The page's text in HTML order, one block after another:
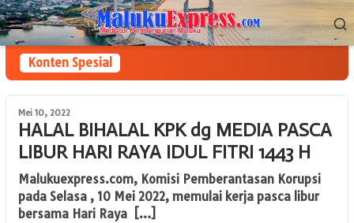
Loncat
ke
konten
Menu
Mobile
Konten Spesial
Mei 10, 2022
HALAL BIHALAL KPK dg MEDIA PASCA
LIBUR HARI RAYA IDUL FITRI 1443 H
Malukuexpress.com, Komisi Pemberantasan Korupsi
pada Selasa , 10 Mei 2022, memulai kerja pasca libur
bersama Hari Raya […]